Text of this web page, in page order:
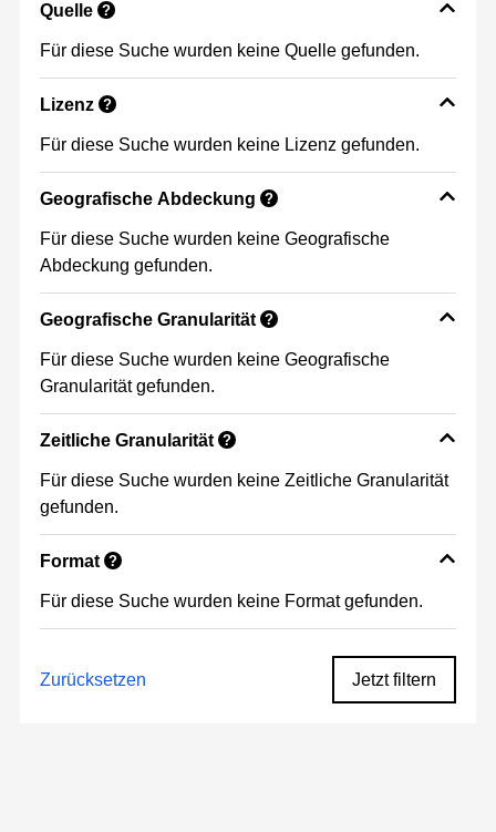
Quelle ?
Für diese Suche wurden keine Quelle gefunden.
Lizenz ?
Für diese Suche wurden keine Lizenz gefunden.
Geografische Abdeckung ?
Für diese Suche wurden keine Geografische
Abdeckung gefunden.
Geografische Granularität ?
Für diese Suche wurden keine Geografische
Granularität gefunden.
Zeitliche Granularität ?
Für diese Suche wurden keine Zeitliche Granularität
gefunden.
Format ?
Für diese Suche wurden keine Format gefunden.
Zurücksetzen Jetzt filtern